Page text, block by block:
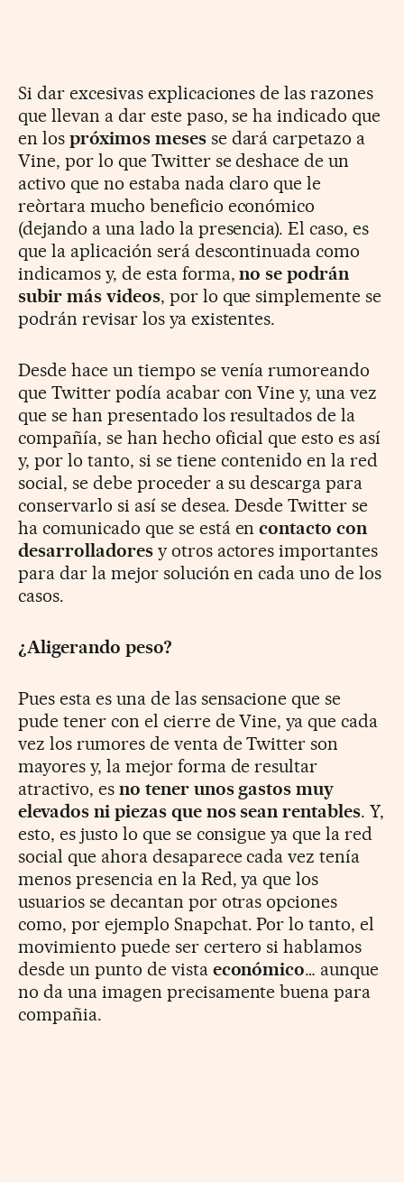
Si dar excesivas explicaciones de las razones
que llevan a dar este paso, se ha indicado que
en los próximos mesesse dará carpetazo a
Vine, por lo que Twitter se deshace de un
activo que no estaba nada claro que le
reòrtara mucho beneficio económico
(dejando a una lado la presencia). El caso, es
que la aplicación será descontinuada como
indicamos y, de esta forma,no se podrán
subir más videos, por lo que simplemente se
podrán revisar los ya existentes.
Desde hace un tiempo se venía rumoreando
que Twitter podía acabar con Vine y, una vez
que se han presentado los resultados de la
compañía, se han hecho oficial que esto es así
y, por lo tanto, si se tiene contenido en la red
social, se debe proceder a su descarga para
conservarlo si así se desea. Desde Twitter se
ha comunicado que se está encontacto con
desarrolladoresy otros actores importantes
para dar la mejor solución en cada uno de los
casos.
¿Aligerando peso?
Pues esta es una de las sensacione que se
pude tener con el cierre de Vine, ya que cada
vez los rumores de venta de Twitter son
mayores y, la mejor forma de resultar
atractivo, es no tener unos gastos muy
elevados ni piezas que nos sean rentables. Y,
esto, es justo lo que se consigue ya que la red
social que ahora desaparece cada vez tenía
menos presencia en la Red, ya que los
usuarios se decantan por otras opciones
como, por ejemplo Snapchat. Por lo tanto, el
movimiento puede ser certero si hablamos
desde un punto de vista económico… aunque
no da una imagen precisamente buena para
compañia.